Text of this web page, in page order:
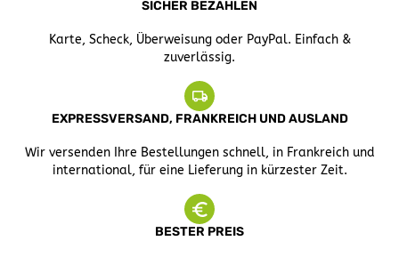
SICHER BEZAHLEN
Karte, Scheck, Überweisung oder PayPal. Einfach &
zuverlässig.
EXPRESSVERSAND, FRANKREICH UND AUSLAND
Wir versenden Ihre Bestellungen schnell, in Frankreich und
international, für eine Lieferung in kürzester Zeit.
BESTER PREIS